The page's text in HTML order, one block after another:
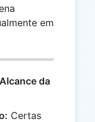
em
da
Certas